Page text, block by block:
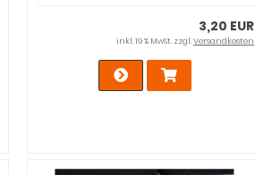
3,20 EUR
inkl. 19 % MwSt. zzgl.Versandkosten